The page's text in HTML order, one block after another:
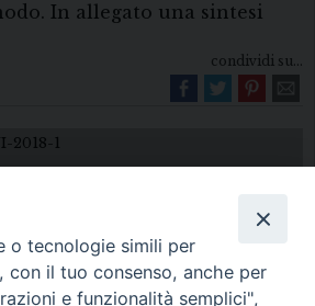
In allegato una sintesi
condividi su...
2018-1
o tecnologie simili per
con il tuo consenso, anche per
e funzionalità semplici",